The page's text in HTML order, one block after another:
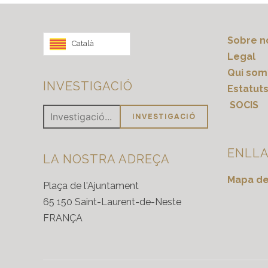
Català
INVESTIGACIÓ
LA NOSTRA ADREÇA
Plaça de l'Ajuntament
65 150 Saint-Laurent-de-Neste
FRANÇA
Sobre
Legal
Qui
Estatuts
SOCIS
Mapa